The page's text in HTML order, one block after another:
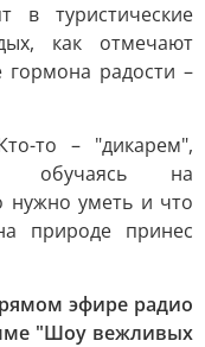
в туристические
как отмечают
гормона радости –
то – "дикарем",
обучаясь на
нужно уметь и что
природе принес
эфире радио
"Шоу вежливых